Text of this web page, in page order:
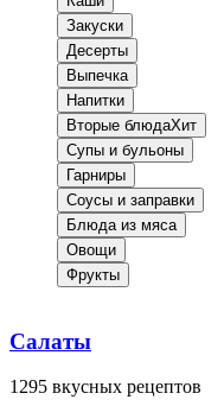
Закуски
Десерты
Выпечка
Напитки
Вторые блюдаХит
Супы и бульоны
Гарниры
Соусы и заправки
Блюда из мяса
Овощи
Фрукты
Салаты
1295 вкусных рецептов